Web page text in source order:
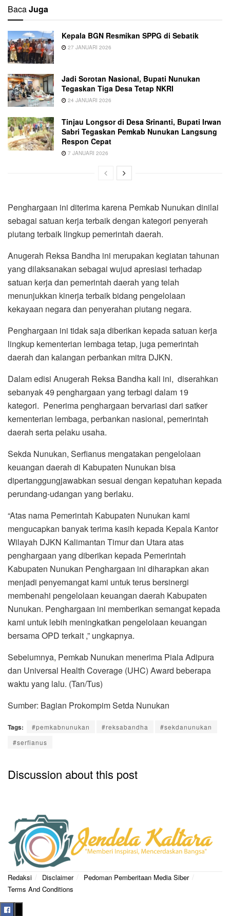
BacaJuga
Kepala BGN Resmikan SPPG di Sebatik
27 JANUARI 2026
Jadi Sorotan Nasional, Bupati Nunukan
Tegaskan Tiga Desa Tetap NKRI
24 JANUARI 2026
Tinjau Longsor di Desa Srinanti, Bupati Irwan
Sabri Tegaskan Pemkab Nunukan Langsung
Respon Cepat
7 JANUARI 2026
Penghargaan ini diterima karena Pemkab Nunukan dinilai
sebagai satuan kerja terbaik dengan kategori penyerah
piutang terbaik lingkup pemerintah daerah.
Anugerah Reksa Bandha ini merupakan kegiatan tahunan
yang dilaksanakan sebagai wujud apresiasi terhadap
satuan kerja dan pemerintah daerah yang telah
menunjukkan kinerja terbaik bidang pengelolaan
kekayaan negara dan penyerahan piutang negara.
Penghargaan ini tidak saja diberikan kepada satuan kerja
lingkup kementerian lembaga tetap, juga pemerintah
daerah dan kalangan perbankan mitra DJKN.
Dalam edisi Anugerah Reksa Bandha kali ini, diserahkan
sebanyak 49 penghargaan yang terbagi dalam 19
kategori. Penerima penghargaan bervariasi dari satker
kementerian lembaga, perbankan nasional, pemerintah
daerah serta pelaku usaha.
Sekda Nunukan, Serfianus mengatakan pengelolaan
keuangan daerah di Kabupaten Nunukan bisa
dipertanggungjawabkan sesuai dengan kepatuhan kepada
perundang-udangan yang berlaku.
“Atas nama Pemerintah Kabupaten Nunukan kami
mengucapkan banyak terima kasih kepada Kepala Kantor
Wilayah DJKN Kalimantan Timur dan Utara atas
penghargaan yang diberikan kepada Pemerintah
Kabupaten Nunukan Penghargaan ini diharapkan akan
menjadi penyemangat kami untuk terus bersinergi
membenahi pengelolaan keuangan daerah Kabupaten
Nunukan. Penghargaan ini memberikan semangat kepada
kami untuk lebih meningkatkan pengelolaan keuangan
bersama OPD terkait ,” ungkapnya.
Sebelumnya, Pemkab Nunukan menerima Piala Adipura
dan Universal Health Coverage (UHC) Award beberapa
waktu yang lalu. (Tan/Tus)
Sumber: Bagian Prokompim Setda Nunukan
Tags: #pemkabnunukan #reksabandha
#sekdanunukan
#serfianus
Discussion about this post
Redaksi Disclaimer
Pedoman Pemberitaan Media Siber
Terms And Conditions